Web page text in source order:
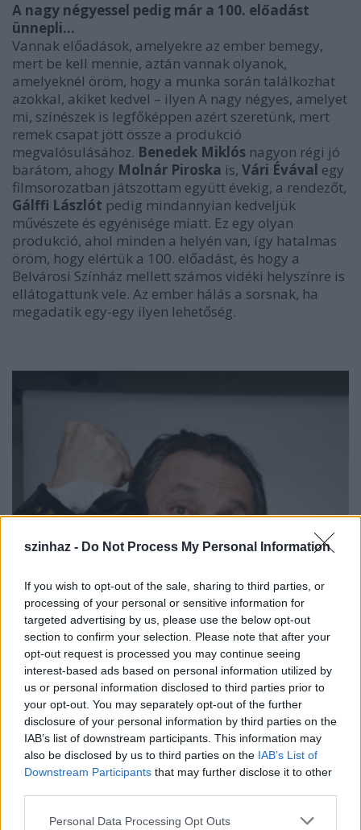
szinhaz - Do Not Process My Personal Information
If you wish to opt-out of the sale, sharing to third parties, or
processing of your personal or sensitive information for
targeted advertising by us, please use the below opt-out
section to confirm your selection. Please note that after your
opt-out request is processed you may continue seeing
interest-based ads based on personal information utilized by
us or personal information disclosed to third parties prior to
your opt-out. You may separately opt-out of the further
disclosure of your personal information by third parties on the
IAB’s list of downstream participants. This information may
also be disclosed by us to third parties on the IAB’s List of
Downstream Participants that may further disclose it to other
Please note that this website/app uses one or more Google
Personal Data Processing Opt Outs
A nagy négyessel pedig már a 100. előadást
ünnepli…
Vannak előadások, amelyekre az ember bemegy,
mert be kell mennie, aztán vannak olyanok,
amelyeknél öröm, hogy a munka során találkozhat
azokkal, akiket kedvel – ilyen A nagy négyes, amelyet
mi, színészek is legfőképpen azért szeretünk, mert
remek csapat jött össze a produkció
megvalósulásához. Benedek Miklós nagyon régi jó
barátom, ahogy Molnár Piroska is, Vári Évával egy
filmsorozatban játszottam együtt évekig, a rendezőt,
Gálffi Lászlót pedig mindannyian kedveljük
művészete és egyénisége miatt. Ez egy olyan
produkció, ahol minden a helyén van, így hatalmas
öröm, hogy elértük a 100. előadást, és hogy a
Belvárosi Színház mellett számos vidéki helyszínre is
ellátogattunk vele. Az ember hálás a sorsnak, ha
megadatik egy-egy ilyen lehetőség.